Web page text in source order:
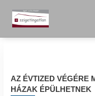
AZ ÉVTIZED VÉGÉRE
HÁZAK ÉPÜLHETNEK